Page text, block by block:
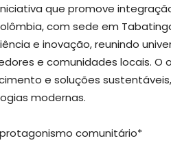
que promove
com sede em
e inovação, reunindo
e comunidades locais.
e soluções
modernas.
comunitário*